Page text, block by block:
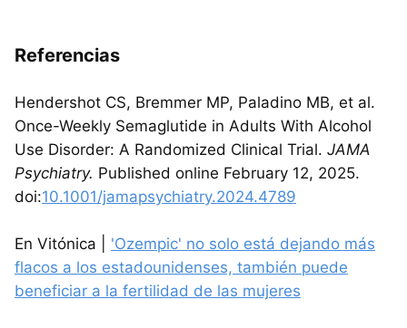
Referencias
Hendershot CS, Bremmer MP, Paladino MB, et al.
Once-Weekly Semaglutide in Adults With Alcohol
Use Disorder: A Randomized Clinical Trial. JAMA
Psychiatry. Published online February 12, 2025.
doi:10.1001/jamapsychiatry.2024.4789
En Vitónica | 'Ozempic' no solo está dejando más
flacos a los estadounidenses, también puede
beneficiar a la fertilidad de las mujeres